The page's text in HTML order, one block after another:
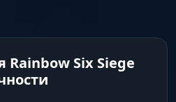
Six Siege